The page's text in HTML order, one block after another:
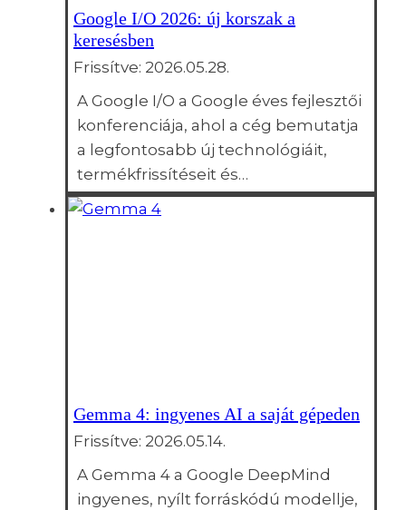
Google I/O 2026: új korszak a
keresésben
Frissítve: 2026.05.28.
A Google I/O a Google éves fejlesztői
konferenciája, ahol a cég bemutatja
a legfontosabb új technológiáit,
termékfrissítéseit és…
Gemma 4: ingyenes AI a saját gépeden
Frissítve: 2026.05.14.
A Gemma 4 a Google DeepMind
ingyenes, nyílt forráskódú modellje,